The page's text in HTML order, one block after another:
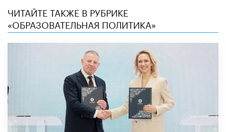
ЧИТАЙТЕ ТАКЖЕ В РУБРИКЕ
«ОБРАЗОВАТЕЛЬНАЯ ПОЛИТИКА»